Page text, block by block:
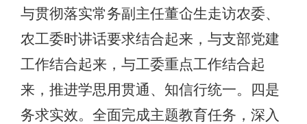
与贯彻落实常务副主任董仚生走访农委、
农工委时讲话要求结合起来，与支部党建
工作结合起来，与工委重点工作结合起
来，推进学思用贯通、知信行统一。四是
务求实效。全面完成主题教育任务，深入